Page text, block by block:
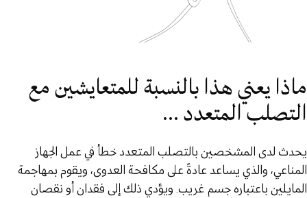
ماذا يعني هذا بالنسبة للمتعايشين مع
التصلب المتعدد ...
يحدث لدى المشخصين بالتصلب المتعدد خطأ في عمل الجهاز
المناعي، والذي يساعد عادةً على مكافحة العدوى، ويقوم بمهاجمة
المايلين باعتباره جسم غريب. ويؤدي ذلك إلى فقدان أو نقصان